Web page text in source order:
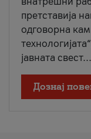
претставија
одговорна
јавната свест...
Дознај